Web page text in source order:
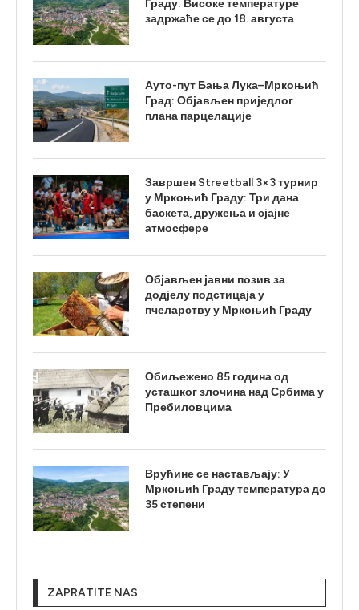
Граду: Високе температуре
задржаће се до 18. августа
Ауто-пут Бања Лука–Мркоњић
Град: Објављен приједлог
плана парцелације
Завршен Streetball 3×3 турнир
у Мркоњић Граду: Три дана
баскета, дружења и сјајне
атмосфере
Објављен јавни позив за
додјелу подстицаја у
пчеларству у Мркоњић Граду
Обиљежено 85 година од
усташког злочина над Србима у
Пребиловцима
Врућине се настављају: У
Мркоњић Граду температура до
35 степени
ZAPRATITE NAS